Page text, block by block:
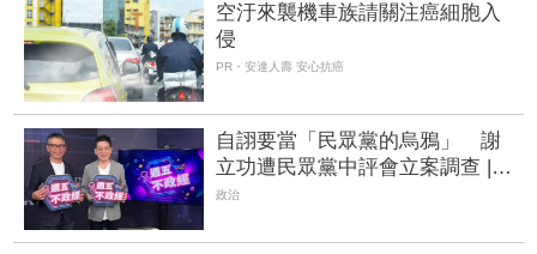
空汙來襲機車族請關注癌細胞入
侵
PR・安達人壽 安心抗癌
自詡要當「民眾黨的烏鴉」 謝
立功遭民眾黨中評會立案調查 |
FTNN 新聞網
政治